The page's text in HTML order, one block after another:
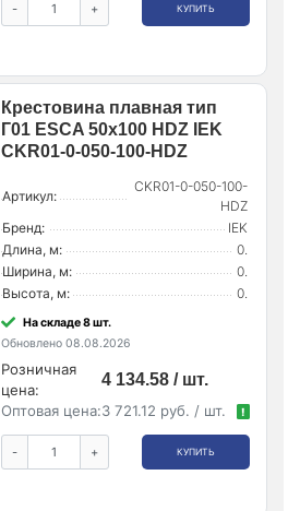
- + КУПИТЬ
Крестовина плавная тип
Г01 ESCA 50х100 HDZ IEK
CKR01-0-050-100-HDZ
Артикул:
CKR01-0-050-100-
HDZ
Бренд:
IEK
Длина, м:
0.
Ширина, м:
0.
Высота, м:
0.
На складе 8 шт.
Обновлено 08.08.2026
Розничная
цена:
4 134.58 / шт.
Оптовая цена:3 721.12 руб. / шт. !
- + КУПИТЬ